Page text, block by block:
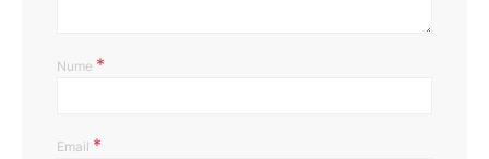
Nume *
Email *